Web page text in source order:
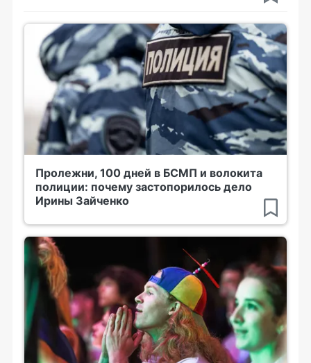
Пролежни, 100 дней в БСМП и волокита
полиции: почему застопорилось дело
Ирины Зайченко